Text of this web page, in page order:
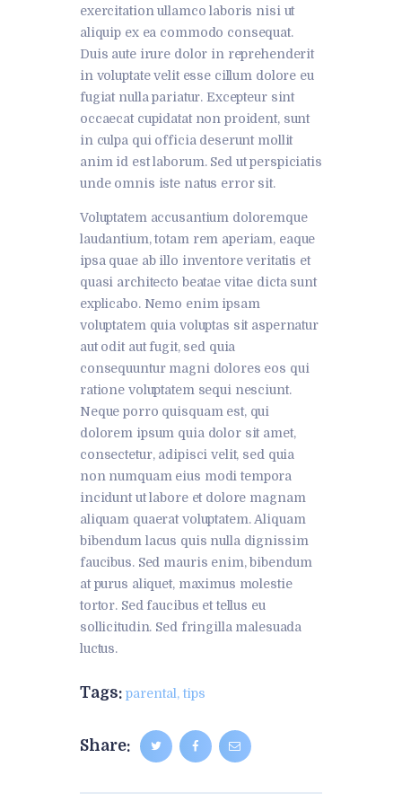
exercitation ullamco laboris nisi ut
aliquip ex ea commodo consequat.
Duis aute irure dolor in reprehenderit
in voluptate velit esse cillum dolore eu
fugiat nulla pariatur. Excepteur sint
occaecat cupidatat non proident, sunt
in culpa qui officia deserunt mollit
anim id est laborum. Sed ut perspiciatis
unde omnis iste natus error sit.
Voluptatem accusantium doloremque
laudantium, totam rem aperiam, eaque
ipsa quae ab illo inventore veritatis et
quasi architecto beatae vitae dicta sunt
explicabo. Nemo enim ipsam
voluptatem quia voluptas sit aspernatur
aut odit aut fugit, sed quia
consequuntur magni dolores eos qui
ratione voluptatem sequi nesciunt.
Neque porro quisquam est, qui
dolorem ipsum quia dolor sit amet,
consectetur, adipisci velit, sed quia
non numquam eius modi tempora
incidunt ut labore et dolore magnam
aliquam quaerat voluptatem. Aliquam
bibendum lacus quis nulla dignissim
faucibus. Sed mauris enim, bibendum
at purus aliquet, maximus molestie
tortor. Sed faucibus et tellus eu
sollicitudin. Sed fringilla malesuada
luctus.
Tags: parental ,tips
Share: